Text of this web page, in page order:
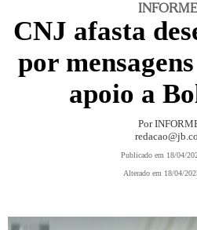
CNJ afasta
por
apoio a
Por
Publicado em 18/04/
Alterado em 18/04/